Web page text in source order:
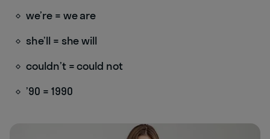
we’re = we are
she’ll = she will
couldn’t = could not
’90 = 1990